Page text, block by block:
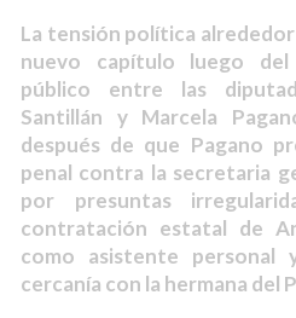
La tensión política
nuevo capítulo luego
público entre las
Santillán y Marcela
después de que Pagano
penal contra la secretaria
por presuntas
contratación estatal de
como asistente personal
cercanía con la hermana del